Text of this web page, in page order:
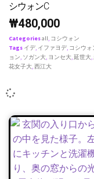
シウォンC
₩480,000
Categoriesall, コシウォン
Tags イデ, イファヨデ, コシウォ
ョン, ソガン大, ヨンセ大,延世大,
花女子大,西江大